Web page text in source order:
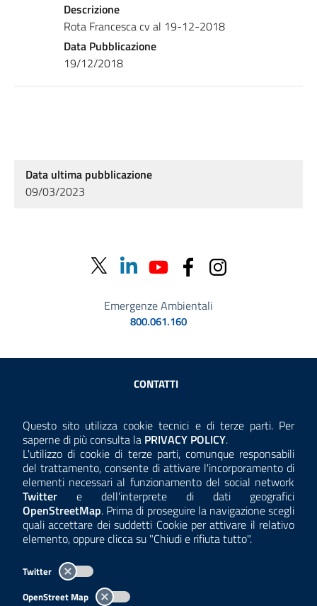
Questo sito utilizza cookie tecnici e di terze parti. Per
saperne di più consulta la Consulta la
PRIVACY POLICY.
L'utilizzo di cookie di terze parti, comunque responsabili
del trattamento, consente di attivare l'incorporamento di
elementi necessari al funzionamento del social network
Twitter e dell'interprete di dati geografici
OpenStreetMap. Prima di proseguire la navigazione scegli
quali accettare dei suddetti Cookie per attivare il relativo
elemento, oppure clicca su "Chiudi e rifiuta tutto".
Twitter
OpenStreet Map
Descrizione
Rota Francesca cv al 19-12-2018
Data Pubblicazione
19/12/2018
Data ultima pubblicazione
09/03/2023
Emergenze Ambientali
800.061.160
Sezione Link Utili
CONTATTI
ANTICORRUZIONE
ACCESSIBILITÀ
COOKIE E PRIVACY
TEMI A-Z